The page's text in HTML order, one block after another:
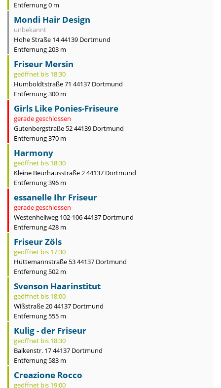
Entfernung 0 m
Mondi Hair Design
unbekannt
Hohe Straße 14 44139 Dortmund
Entfernung 203 m
Friseur Mersin
geöffnet bis 18:30
Humboldtstraße 71 44137 Dortmund
Entfernung 300 m
Girls Like Ponies-Friseure
gerade geschlossen
Gutenbergstraße 52 44139 Dortmund
Entfernung 370 m
Harmony
geöffnet bis 18:30
Kleine Beurhausstraße 2 44137 Dortmund
Entfernung 396 m
essanelle Ihr Friseur
gerade geschlossen
Westenhellweg 102-106 44137 Dortmund
Entfernung 428 m
Friseur Zöls
geöffnet bis 17:30
Hüttemannstraße 53 44137 Dortmund
Entfernung 502 m
Svenson Haarinstitut
geöffnet bis 18:00
Wißstraße 20 44137 Dortmund
Entfernung 555 m
Kulig - der Friseur
geöffnet bis 18:30
Balkenstr. 17 44137 Dortmund
Entfernung 583 m
Creazione Rocco
geöffnet bis 19:00